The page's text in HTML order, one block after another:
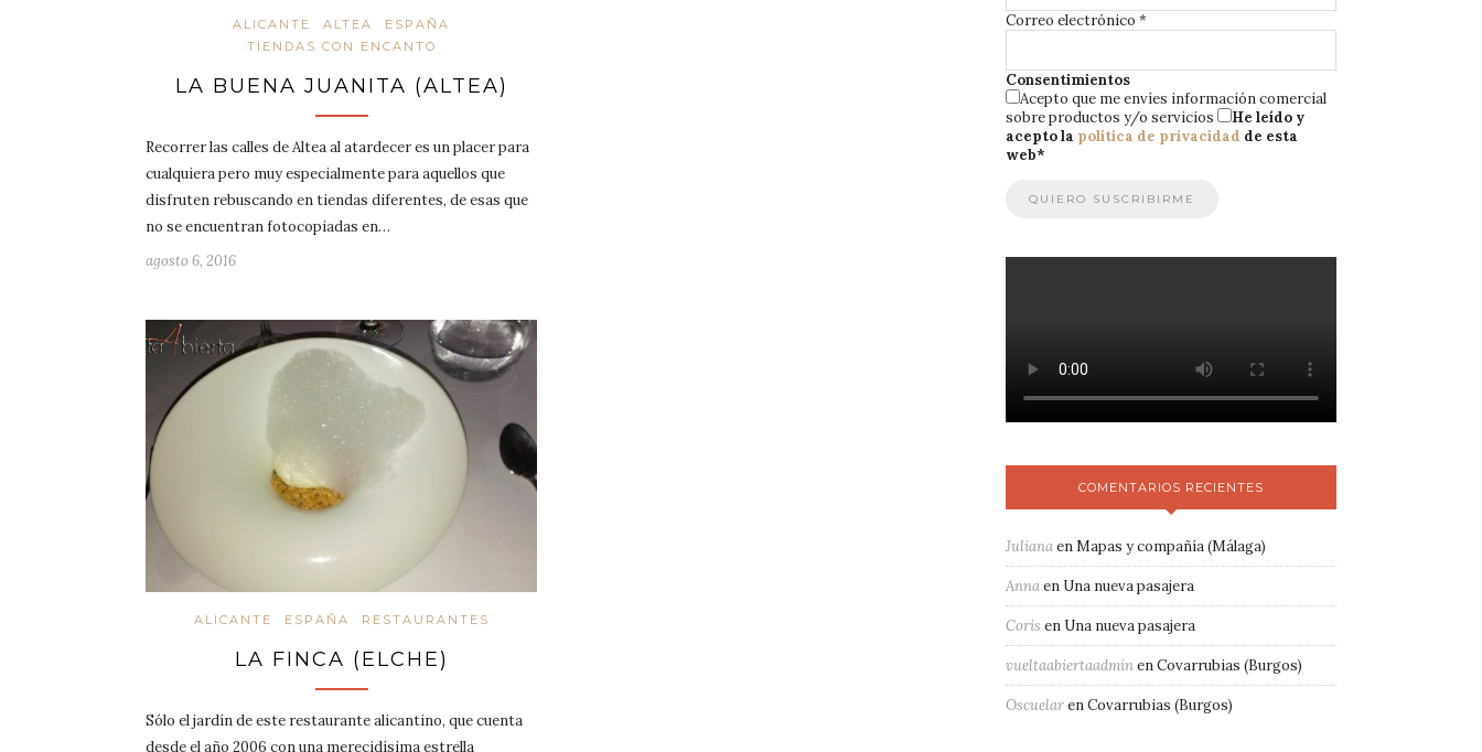
ALICANTE ALTEA
ESPAÑA
TIENDAS CON ENCANTO
LA BUENA JUANITA (ALTEA)
Recorrer las calles de Altea al atardecer es un placer para
cualquiera pero muy especialmente para aquellos que
disfruten rebuscando en tiendas diferentes, de esas que
no se encuentran fotocopiadas en…
agosto 6, 2016
ALICANTE ESPAÑA RESTAURANTES
LA FINCA (ELCHE)
Sólo el jardín de este restaurante alicantino, que cuenta
desde el año 2006 con una merecidísima estrella
Correo electrónico *
Consentimientos
Acepto que me envíes información comercial
sobre productos y/o servicios
He leído y
acepto la política de privacidad de esta
web*
COMENTARIOS RECIENTES
JulianaenMapas y compañía (Málaga)
Annaen Una nueva pasajera
Coris en Una nueva pasajera
vueltaabiertaadminenCovarrubias (Burgos)
OscuelarenCovarrubias (Burgos)